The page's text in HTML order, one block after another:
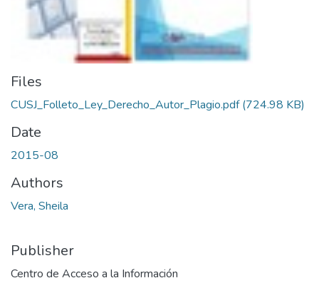
Files
CUSJ_Folleto_Ley_Derecho_Autor_Plagio.pdf(724.98 KB)
Date
2015-08
Authors
Vera, Sheila
Publisher
Centro de Acceso a la Información